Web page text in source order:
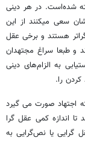
شده‌است. در هر دینی
سعی میکنند از این
هستند و برخی عقل
و طبعا سراغ مجتهدان
به الزام‌های دینی
را.
اجتهاد صورت می گیرد
اندازه کمی عقل گرا
گرایی یا نص‌گرایی به